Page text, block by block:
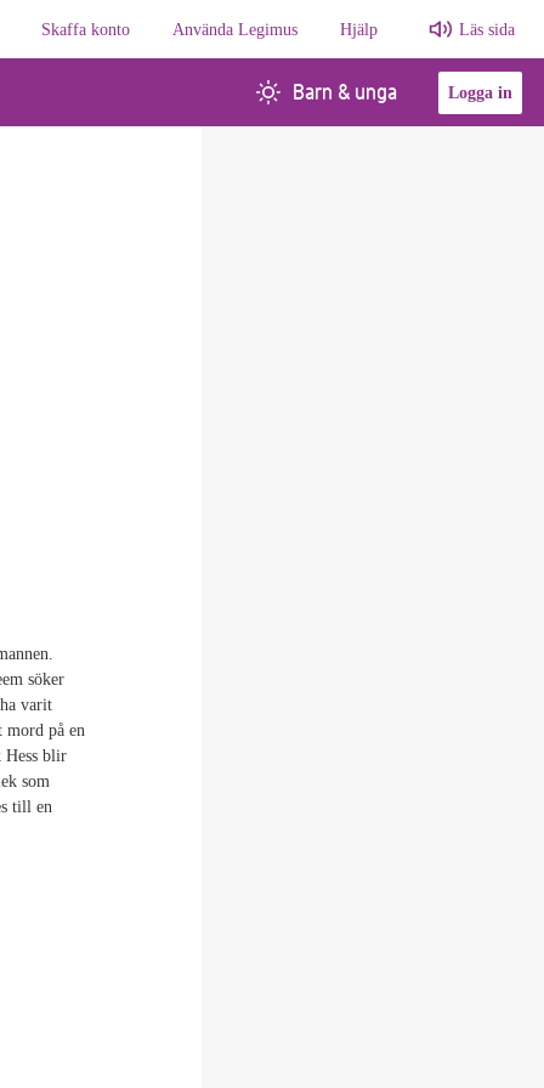
Skaffa konto Använda Legimus Hjälp Läs sida
Barn & unga Logga in
söker
varit
mord på en
Hess blir
som
till en